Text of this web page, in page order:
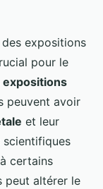
des expositions
pour le
expositions
peuvent avoir
et leur
scientifiques
certains
peut altérer le